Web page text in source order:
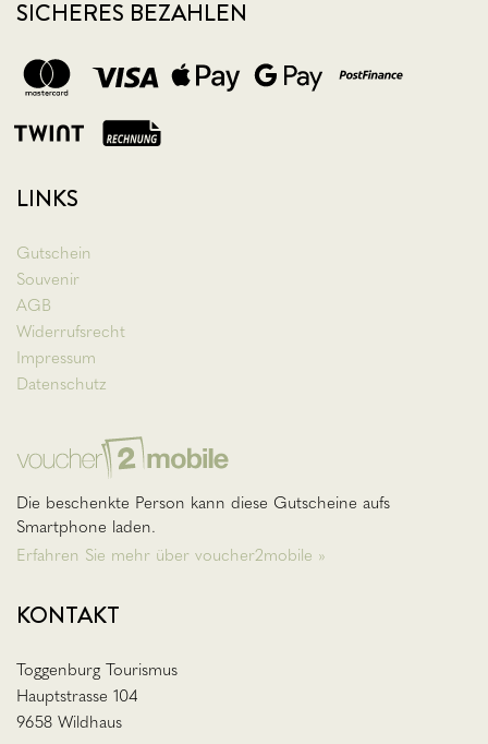
SICHERES BEZAHLEN
LINKS
Gutschein
Souvenir
AGB
Widerrufsrecht
Impressum
Datenschutz
Die beschenkte Person kann diese Gutscheine aufs
Smartphone laden.
Erfahren Sie mehr über voucher2mobile »
KONTAKT
Toggenburg Tourismus
Hauptstrasse 104
9658 Wildhaus